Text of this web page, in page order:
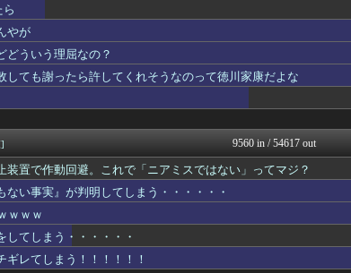
判…「軍事的選択肢」警告...
ふぇー速
動家らが前夜集会「高市打...
反日愚国 恨寓瘻
た」 「その投稿が中国...
了
理想ちゃんねる
NEWSまとめもりー｜2c...
人が増えては困る。日本人...
ふぇー速
発動ね？」 → 結果 ...
大艦巨砲主義！
当局が実施した為替介入は...
対応へ！さらに義援金50...
オレ的ゲーム速報＠刃
・柳家小はだが「いじめ」...
悟だ。」
で終わる仕事」←コイツ
投資ちゃんねる
24歳の女を逮捕 男性の自...
みそパンNEWS
やが
どういう理屈なの？
ても謝ったら許してくれそうなのって徳川家康だよな
9560 in / 54617 out
装置で作動回避。これで「ニアミスではない」ってマジ？
ない事実』が判明してしまう・・・・・・
ｗｗｗ
してしまう・・・・・・
ギレてしまう！！！！！！